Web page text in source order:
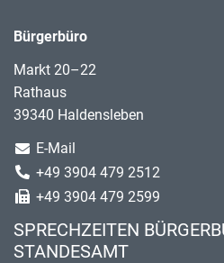
Bürgerbüro
Markt 20–22
Rathaus
39340 Haldensleben
E-Mail
+49 3904 479 2512
+49 3904 479 2599
SPRECHZEITEN
STANDESAMT